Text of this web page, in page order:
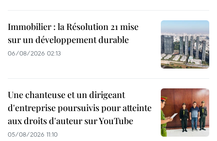
Immobilier : la Résolution 21 mise
sur un développement durable
06/08/2026 02:13
Une chanteuse et un dirigeant
d'entreprise poursuivis pour atteinte
aux droits d'auteur sur YouTube
05/08/2026 11:10